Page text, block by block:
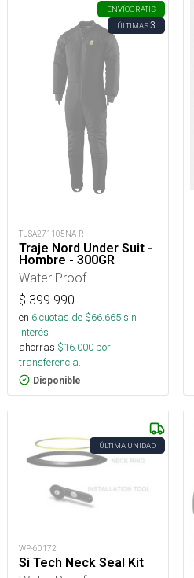
ENVÍOGRATIS
ÚLTIMAS3
TUSA271105NA-R
Traje Nord Under Suit -
Hombre - 300GR
Water Proof
$ 399.990
en 6cuotas de $66.665sin
interés
ahorras $16.000 por
transferencia.
Disponible
ÚLTIMA UNIDAD
WP-60172
Si Tech Neck Seal Kit